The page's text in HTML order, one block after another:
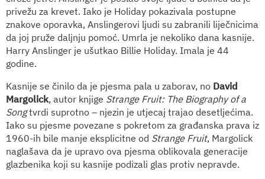
privežu za krevet. Iako je Holiday pokazivala postupne
znakove oporavka, Anslingerovi ljudi su zabranili liječnicima
da joj pruže daljnju pomoć. Umrla je nekoliko dana kasnije.
Harry Anslinger je ušutkao Billie Holiday. Imala je 44
godine.
Kasnije se činilo da je pjesma pala u zaborav, no David
Margolick, autor knjige Strange Fruit: The Biography of a
Songtvrdi suprotno – njezin je utjecaj trajao desetljećima.
Iako su pjesme povezane s pokretom za građanska prava iz
1960-ih bile manje eksplicitne od Strange Fruit, Margolick
naglašava da je upravo ova pjesma oblikovala generacije
glazbenika koji su kasnije podizali glas protiv nepravde.